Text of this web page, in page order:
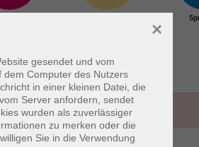
gesendet und vom
Computer des Nutzers
in einer kleinen Datei, die
Server anfordern, sendet
wurden als zuverlässiger
zu merken oder die
Sie in die Verwendung
×